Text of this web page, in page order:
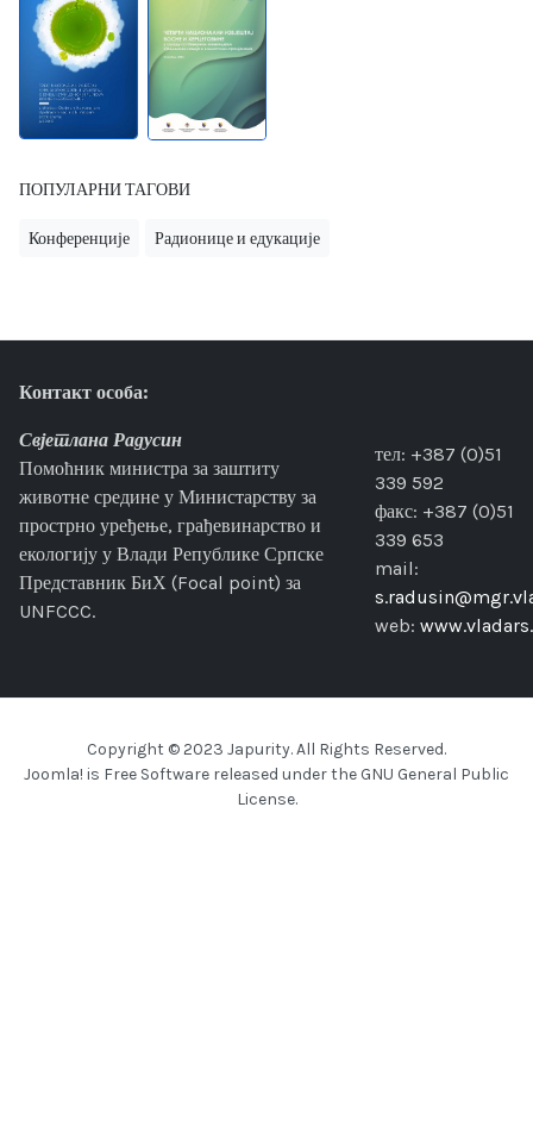
ПОПУЛАРНИ ТАГОВИ
Конференције Радионице и едукације
Контакт особа:
Свјетлана Радусин
Помоћник министра за заштиту
животне средине у Министарству за
прострно уређење, грађевинарство и
екологију у Влади Републике Српске
Представник БиХ (Focal point) за
UNFCCC.
тел: +387 (0)51
339 592
факс: +387 (0)51
339 653
mail:
web:
Copyright © 2023 Japurity. All Rights Reserved.
Joomla! is Free Software released under the GNU General Public
License.